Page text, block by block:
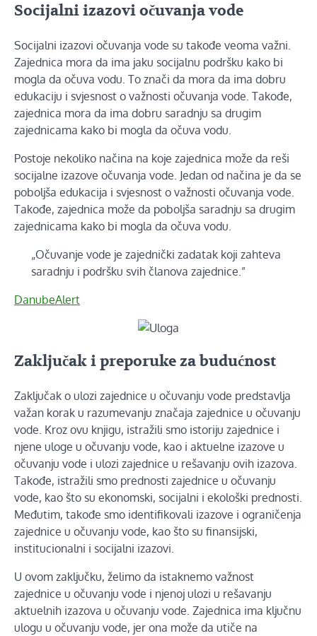
Socijalni izazovi očuvanja vode
Socijalni izazovi očuvanja vode su takođe veoma važni.
Zajednica mora da ima jaku socijalnu podršku kako bi
mogla da očuva vodu. To znači da mora da ima dobru
edukaciju i svjesnost o važnosti očuvanja vode. Takođe,
zajednica mora da ima dobru saradnju sa drugim
zajednicama kako bi mogla da očuva vodu.
Postoje nekoliko načina na koje zajednica može da reši
socijalne izazove očuvanja vode. Jedan od načina je da se
poboljša edukacija i svjesnost o važnosti očuvanja vode.
Takođe, zajednica može da poboljša saradnju sa drugim
zajednicama kako bi mogla da očuva vodu.
„Očuvanje vode je zajednički zadatak koji zahteva
saradnju i podršku svih članova zajednice.”
DanubeAlert
Zaključak i preporuke za budućnost
Zaključak o ulozi zajednice u očuvanju vode predstavlja
važan korak u razumevanju značaja zajednice u očuvanju
vode. Kroz ovu knjigu, istražili smo istoriju zajednice i
njene uloge u očuvanju vode, kao i aktuelne izazove u
očuvanju vode i ulozi zajednice u rešavanju ovih izazova.
Takođe, istražili smo prednosti zajednice u očuvanju
vode, kao što su ekonomski, socijalni i ekološki prednosti.
Međutim, takođe smo identifikovali izazove i ograničenja
zajednice u očuvanju vode, kao što su finansijski,
institucionalni i socijalni izazovi.
U ovom zaključku, želimo da istaknemo važnost
zajednice u očuvanju vode i njenoj ulozi u rešavanju
aktuelnih izazova u očuvanju vode. Zajednica ima ključnu
ulogu u očuvanju vode, jer ona može da utiče na